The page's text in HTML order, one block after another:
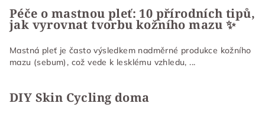
Péče o mastnou pleť: 10 přírodních tipů,
jak vyrovnat tvorbu kožního mazu ✨
Mastná pleť je často výsledkem nadměrné produkce kožního
mazu (sebum), což vede k lesklému vzhledu, ...
DIY Skin Cycling doma